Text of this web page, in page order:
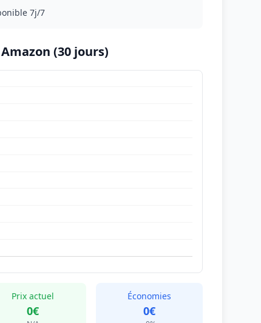
7j/7
(30 jours)
Prix actuel
0€
Économies
0€